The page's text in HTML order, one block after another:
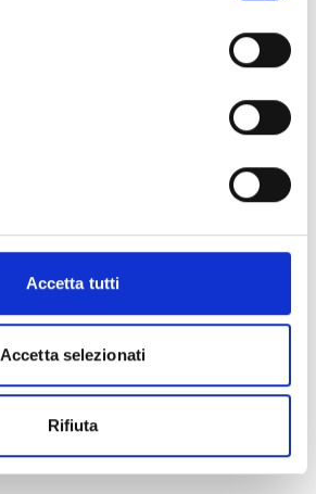
Accetta tutti
Accetta selezionati
Rifiuta